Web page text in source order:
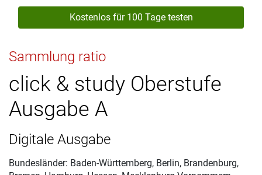
Kostenlos für 100 Tage testen
Sammlung ratio
click & study Oberstufe
Ausgabe A
Digitale Ausgabe
Bundesländer: Baden-Württemberg, Berlin, Brandenburg,